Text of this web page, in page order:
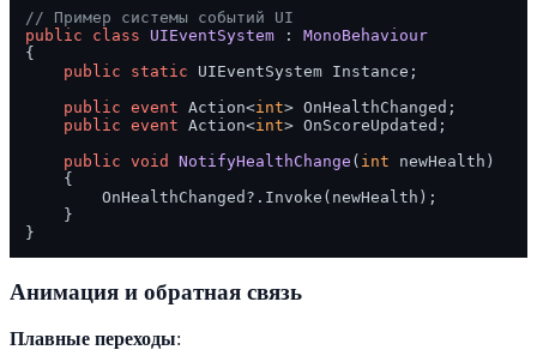
// Пример системы событий UI
public
class UIEventSystem : MonoBehaviour
{
public
static UIEventSystem Instance;
public event Action<int> OnHealthChanged;
public event Action<int> OnScoreUpdated;
public void NotifyHealthChange ( int newHealth )
    {
        OnHealthChanged?.Invoke(newHealth);
    }
Анимация и обратная связь
Плавные переходы: